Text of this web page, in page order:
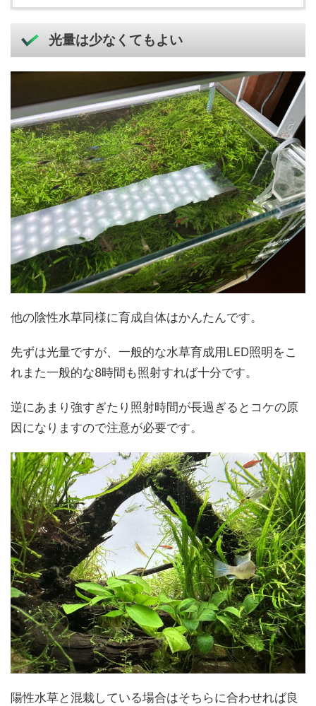
光量は少なくてもよい
他の陰性水草同様に育成自体はかんたんです。
先ずは光量ですが、一般的な水草育成用LED照明をこ
れまた一般的な8時間も照射すれば十分です。
逆にあまり強すぎたり照射時間が長過ぎるとコケの原
因になりますので注意が必要です。
陽性水草と混栽している場合はそちらに合わせれば良